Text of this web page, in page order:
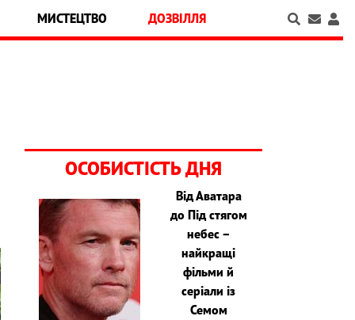
МИСТЕЦТВО ДОЗВІЛЛЯ
ОСОБИСТІСТЬ ДНЯ
Від Аватара
до Під стягом
небес –
найкращі
фільми й
серіали із
Семом